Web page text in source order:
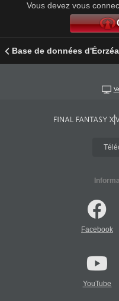
Vous devez vous
Base de données d'Éorzéa
Facebook
YouTube